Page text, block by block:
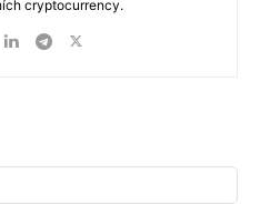
cryptocurrency.